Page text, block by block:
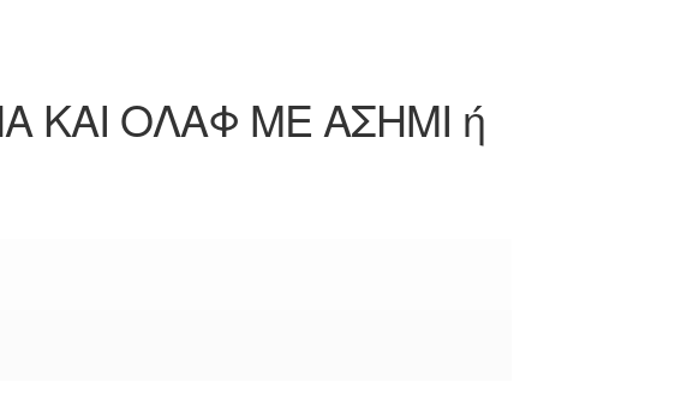
ΚΑΙ ΟΛΑΦ ΜΕ ΑΣΗΜΙ ή